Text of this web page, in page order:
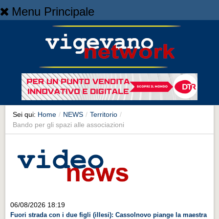
Menu Principale
NEWS
Cronaca
Cronaca
Artes et Artificia
Sport
Territorio
Sei qui: Home / NEWS / Territorio /
Bando per gli spazi alle associazioni
06/08/2026 18:19
Fuori strada con i due figli (illesi): Cassolnovo piange la maestra